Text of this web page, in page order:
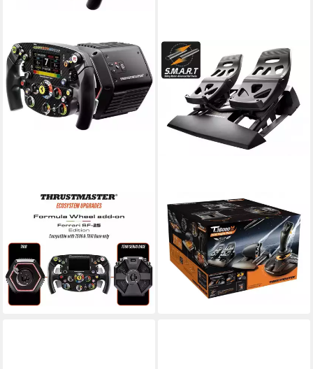
THRUSTMASTER
Ferrari SF-25 Edition Gaming-
ab 449,99 €
16,15 €mtl. in 36 Raten
lieferbar - in 2-3 Werktagen bei dir
THRUSTMASTER
T-16000M FCS Flight Pack
Joystick
ab 218,97 € UVP239,99 €
20,00 €mtl. in 12 Raten
lieferbar - in 3-4 Werktagen bei dir